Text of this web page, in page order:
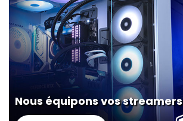
Nous équipons vos